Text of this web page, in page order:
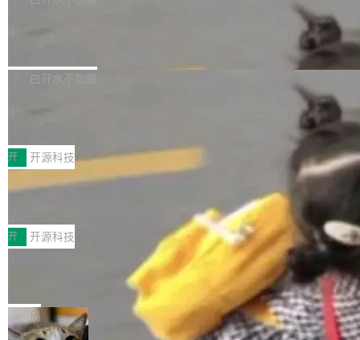
个主 agent 循环，外加一组后台 agent。这些后
库，并将作为transport接入Mooncake TENT。
MPComm将作为一种传输引擎接入Mooncake T
ENT，实现零拷贝传输性能提升30%、非零拷贝
传输性能最高提升5倍。UCL-MPComm底层基
于自研UCL-Engine通信引擎，后续腾讯网平将
持续开源更多基于UCL-Engine的高性能通信组
件。 腾讯网平团队在UCL-MPComm中实现了一
个独立于业务线程的全局通信引擎（Engine），
白开水不加糖
型案例入选名单》，深信服“面向企业研发场景的
开源 AI 编程平台 CoStrict 应用”凭借卓越的技术
创新与落地成效成功入选。 全链路私有化部署，
助力企业AI研发安全落地 当前，越来越多企业已
经开始引入 AI Coding 工具，通过调用公有云模
型或企业内部部署模型提升研发效率。但随着 AI
Coding 从个人辅助工具逐步走向团队级、组织
级应用，企业在规模化落地过程中，对安全性、
可控性和代码质量提出了更高要求。 首先是数据
安全与合规要求。对于大多数普通研发场景，公
开 开源科技
深信服AI算力网关入选工信部人工智能
前不久，工业和信息化部正式发布《2025年人工
智能应用典型案例名单》，集中展示人工智能在
各领域的应用成果，覆盖技术底座、行业赋能、
产品应用、支撑保障、专题等五大方向。深信服
AI算力网关（AI创新平台）成功入选！ 随着各行
各业的Agent走向规模化建设，算力构成形态逐
渐丰富，用户关注的重点也在发生变化：不只是
开 开源科技
Jeff Dean 离开 Google：一个时代的结
束，一个实验室的开始
Google 员工编号 20。MapReduce 作者之一。
Bigtable 作者之一。TensorFlow 的作者之一。
Gemini 的架构师。Google 首席科学家。 Jeff D
局